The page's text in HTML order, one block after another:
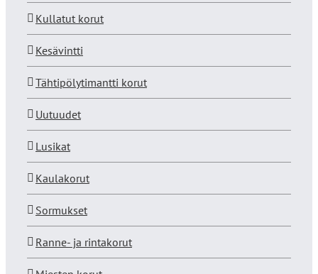
Kullatut korut
Kesävintti
Tähtipölytimantti korut
Uutuudet
Lusikat
Kaulakorut
Sormukset
Ranne- ja rintakorut